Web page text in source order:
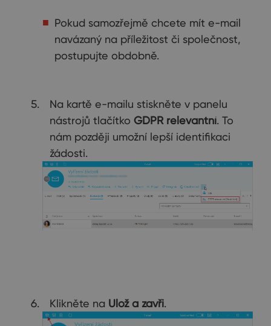
Pokud samozřejmě chcete mít e-mail
navázaný na příležitost či společnost,
postupujte obdobně.
Na kartě e-mailu stiskněte v panelu
nástrojů tlačítko GDPR relevantní. To
nám později umožní lepší identifikaci
žádosti.
Klikněte na Ulož a zavři.